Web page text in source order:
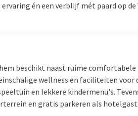
én een verblijf mét paard op de
beschikt naast ruime
wellness en faciliteiten voor
en lekkere kindermenu's.
en gratis parkeren als hotelgast.